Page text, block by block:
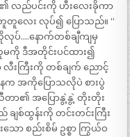
၏ လည်ပင်းကို ဟီးလေးခိုကာ
တူလေး လုပ်၍ ပြောသည်။ “
ပ်….နောက်တစ်ချီကျမှ
မကို ဒီအတိုင်းပင်ထား၍
ကြီးကို တစ်ချက် ညောင့်
က အကိုပြောသလိုပဲ စားပွဲ
တာ၏ အပြောနွဲ့နွဲ့ တိုးတိုး
ချစ်ထွန်းကို တင်းတင်းကြီး
ော စည်းစိမ် ဥစ္စာ ကြွယ်ဝ